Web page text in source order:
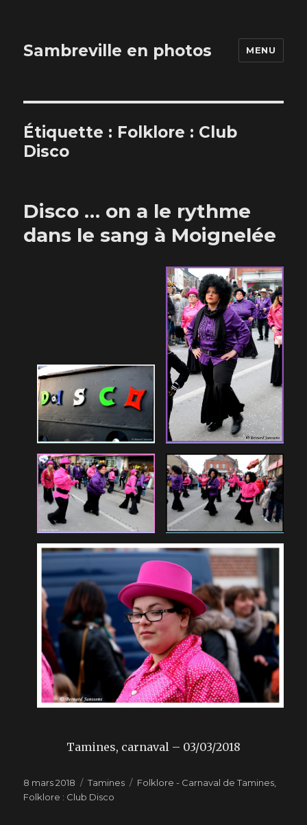
Sambreville en photos MENU
Étiquette : Folklore : Club
Disco
Disco … on a le rythme
dans le sang à Moignelée
Tamines, carnaval – 03/03/2018
Publié
le
8 mars 2018 Catégories
Tamines Étiquettes
Folklore - Carnaval de Tamines
Folklore : Club Disco